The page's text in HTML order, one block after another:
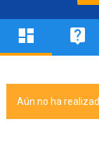
Aún no ha